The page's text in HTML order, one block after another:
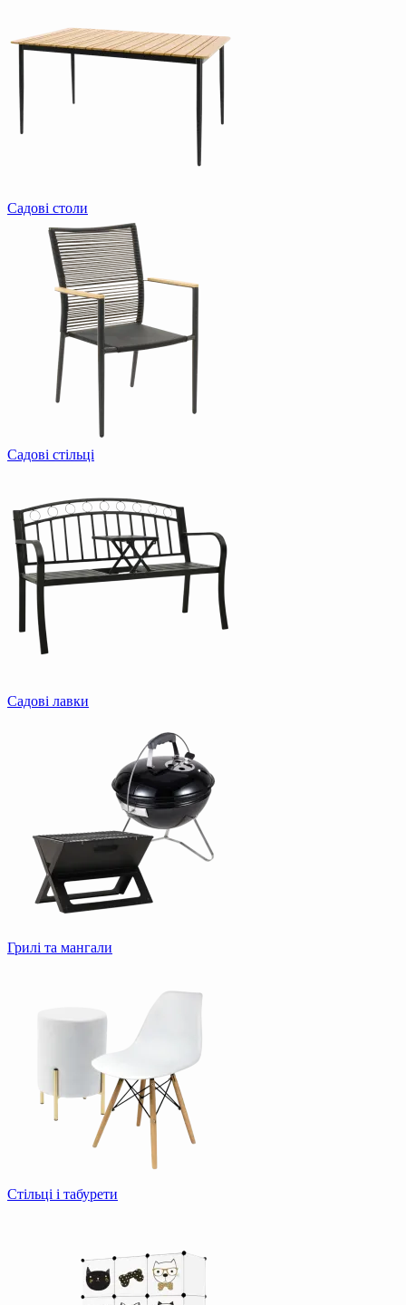
Садові столи
Садові стільці
Садові лавки
Грилі та мангали
Стільці і табурети